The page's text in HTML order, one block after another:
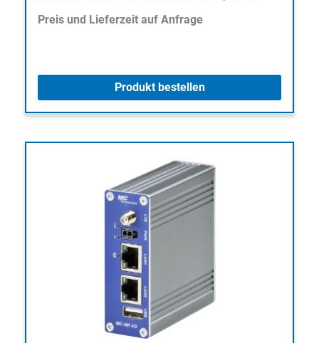
Preis und Lieferzeit auf Anfrage
Produkt bestellen